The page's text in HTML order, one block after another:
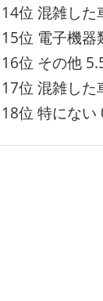
14位 混雑した
15位 電子機器
16位 その他
17位 混雑し
18位 特にない